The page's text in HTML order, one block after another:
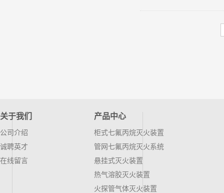
关于我们
公司介绍
诚聘英才
在线留言
产品中心
柜式七氟丙烷灭火装置
管网七氟丙烷灭火系统
悬挂式灭火装置
热气溶胶灭火装置
火探管气体灭火装置